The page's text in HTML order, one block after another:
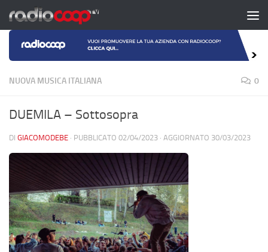
Salta al contenuto
NUOVA MUSICA ITALIANA 0
DUEMILA – Sottosopra
DI GIACOMODEBE · PUBBLICATO 02/04/2023 · AGGIORNATO 30/03/2023